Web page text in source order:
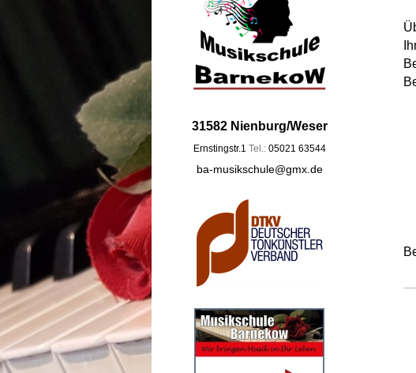
31582 Nienburg/Weser
Ernstingstr.1 Tel.: 05021 63544
ba-musikschule@gmx.de